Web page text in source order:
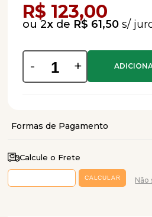
R$ 123,00
2x de R$ 61,50
- +
Calcule o Frete
Não